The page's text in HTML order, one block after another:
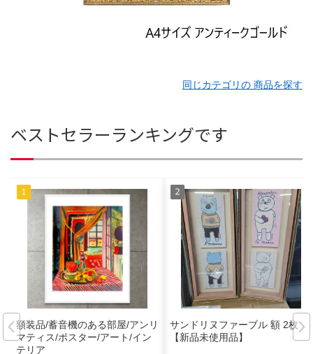
同じカテゴリの 商品を探す
ベストセラーランキングです
額装品/蓄音機のある部屋/アンリ
マティス/ポスター/アート/イン
テリア
サンドリヌファーブル 額 2枚
【新品未使用品】